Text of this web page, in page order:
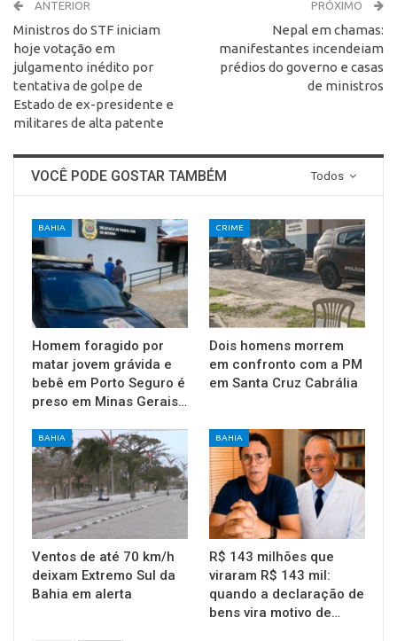
ANTERIOR
Ministros do STF iniciam
hoje votação em
julgamento inédito por
tentativa de golpe de
Estado de ex-presidente e
militares de alta patente
PRÓXIMO
Nepal em chamas:
manifestantes incendeiam
prédios do governo e casas
de ministros
Todos
VOCÊ PODE GOSTAR TAMBÉM
BAHIA
Homem foragido por
matar jovem grávida e
bebê em Porto Seguro é
preso em Minas Gerais…
CRIME
Dois homens morrem
em confronto com a PM
em Santa Cruz Cabrália
BAHIA
Ventos de até 70 km/h
deixam Extremo Sul da
Bahia em alerta
BAHIA
R$ 143 milhões que
viraram R$ 143 mil:
quando a declaração de
bens vira motivo de…